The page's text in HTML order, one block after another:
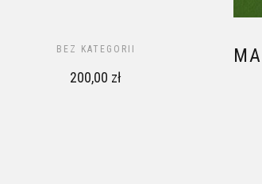
BEZ KATEGORII
200,00 zł